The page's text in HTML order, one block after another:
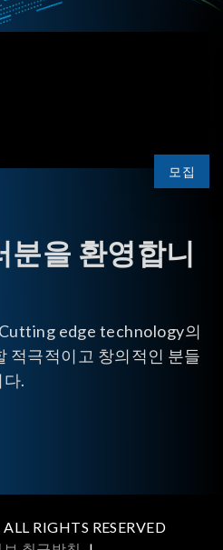
모집
분을 환영합니
edge technology의
적극적이고 창의적인 분들
.
RIGHTS RESERVED